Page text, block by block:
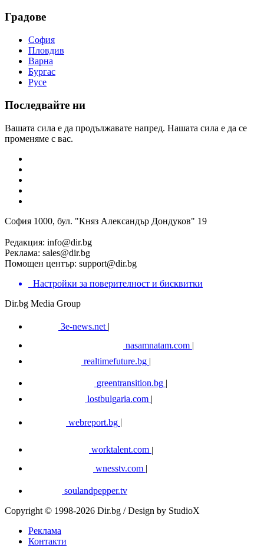
Градове
София
Пловдив
Варна
Бургас
Русе
Последвайте ни
Вашата сила е да продължавате напред. Нашата сила е да се
променяме с вас.
София 1000, бул. "Княз Александър Дондуков" 19
Редакция: info@dir.bg
Реклама: sales@dir.bg
Помощен център: support@dir.bg
Настройки за поверителност и бисквитки
Dir.bg Media Group
3e-news.net |
nasamnatam.com |
realtimefuture.bg |
greentransition.bg |
lostbulgaria.com |
webreport.bg
worktalent.com |
wnesstv.com |
soulandpepper.tv
Copyright © 1998-2026 Dir.bg / Design by StudioX
Реклама
Контакти